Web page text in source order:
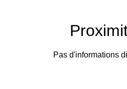
Pas d'informations